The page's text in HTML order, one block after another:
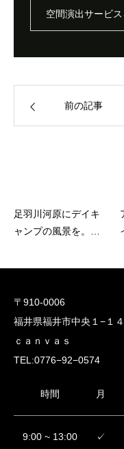
空間演出サービ
前の記事
足羽川河原にデイキ
ャンプの風景を。ヨ
イベント
〒910-0006
福井県福井市中央１−１４
ｃａｎｖａｓ
TEL:0776−92−0574
時間 月
9:00 ~ 13:00 ✓